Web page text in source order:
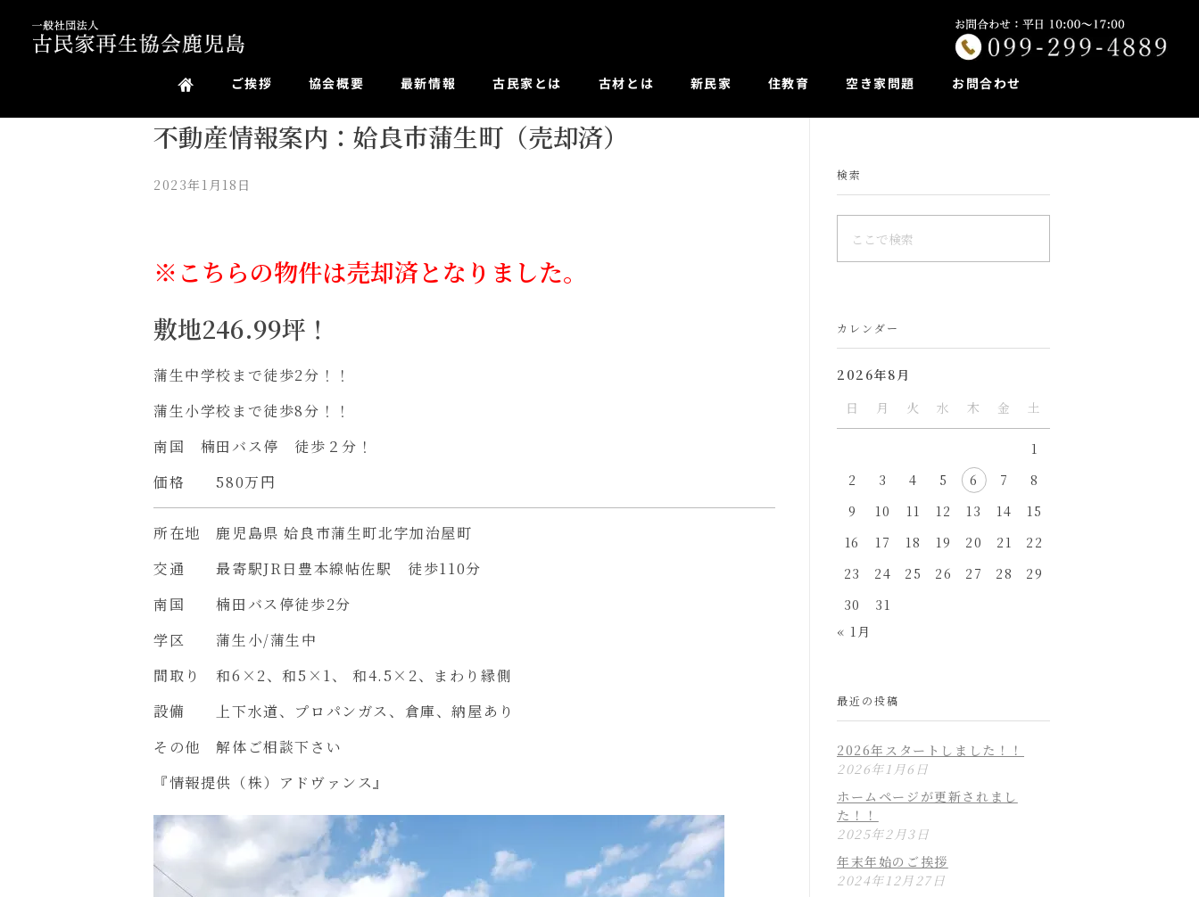
ご挨拶 協会概要 最新情報 古民家とは 古材とは 新民家 住教育 空き家問題 お問合わせ
不動産情報案内：姶良市蒲生町（売却済）
2023年1月18日
※こちらの物件は売却済となりました。
敷地246.99坪！
蒲生中学校まで徒歩2分！！
蒲生小学校まで徒歩8分！！
南国 楠田バス停 徒歩２分！
価格 580万円
所在地 鹿児島県 姶良市蒲生町北字加治屋町
交通 最寄駅JR日豊本線帖佐駅 徒歩110分
南国 楠田バス停徒歩2分
学区 蒲生小/蒲生中
間取り 和6×2、和5×1、 和4.5×2、まわり縁側
設備 上下水道、プロパンガス、倉庫、納屋あり
その他 解体ご相談下さい
『情報提供（株）アドヴァンス』
検索
カレンダー
2026年8月
日
月 火 水 木 金 土
1
2
3 4 5 6 7
8
9
10 11 12 13 14
15
16
17 18 19 20 21
22
23
24 25 26 27 28
29
30
31
« 1月
最近の投稿
2026年スタートしました！！
2026年1月6日
ホームページが更新されまし
た！！
2025年2月3日
年末年始のご挨拶
2024年12月27日